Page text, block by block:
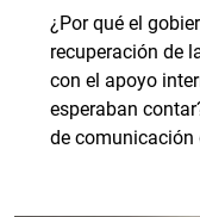
¿Por qué el
recuperación de
con el apoyo
esperaban
de comunicación